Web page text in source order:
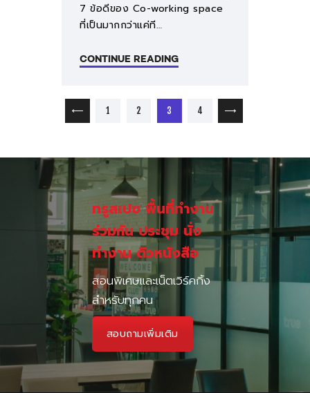
7 ข้อดีของ Co-working space
ที่เป็นมากกว่าแค่ที…
CONTINUE READING
เมนูนำทาง เรื่อง
<
PAGE
1 PAGE
2 PAGE
3 PAGE
4
ทรูสเปซ พื้นที่ทำงาน
ร่วมกัน ประชุม นั่ง
ทำงาน ติวหนังสือ
สอนพิเศษและเน็ตเวิร์คกิ้ง
สำหรับทุกคน
สอบถามเพิ่มเติม